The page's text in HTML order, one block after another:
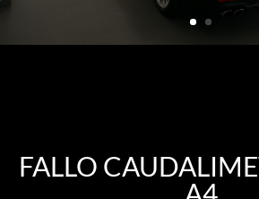
FALLO